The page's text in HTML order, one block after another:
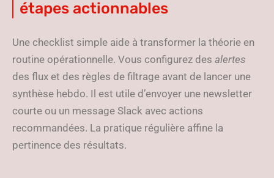
étapes actionnables
Une checklist simple aide à transformer la théorie en
routine opérationnelle. Vous configurez des alertes
des flux et des règles de filtrage avant de lancer une
synthèse hebdo. Il est utile d’envoyer une newsletter
courte ou un message Slack avec actions
recommandées. La pratique régulière affine la
pertinence des résultats.